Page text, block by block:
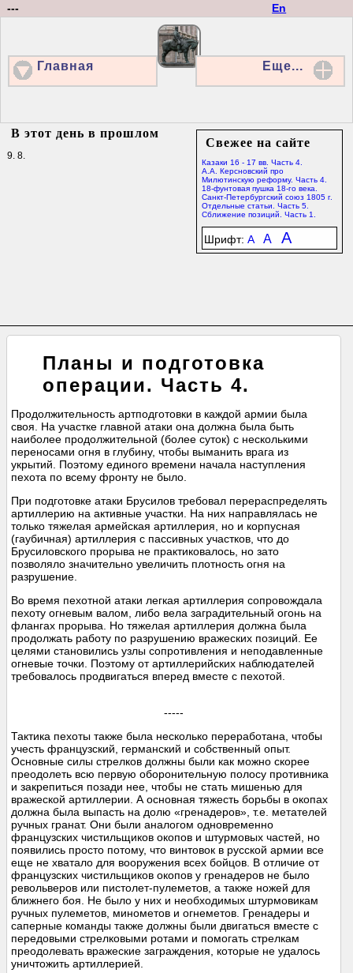
En
---
Главная Еще...
Свежее на сайте
Казаки 16 - 17 вв. Часть 4.
А.А. Керсновский про
Милютинскую реформу. Часть 4.
18-фунтовая пушка 18-го века.
Санкт-Петербургский союз 1805 г.
Отдельные статьи. Часть 5.
Сближение позиций. Часть 1.
Шрифт: A A A
В этот день в прошлом
9. 8.
Планы и подготовка
операции. Часть 4.
Продолжительность артподготовки в каждой армии была
своя. На участке главной атаки она должна была быть
наиболее продолжительной (более суток) с несколькими
переносами огня в глубину, чтобы выманить врага из
укрытий. Поэтому единого времени начала наступления
пехота по всему фронту не было.
При подготовке атаки Брусилов требовал перераспределять
артиллерию на активные участки. На них направлялась не
только тяжелая армейская артиллерия, но и корпусная
(гаубичная) артиллерия с пассивных участков, что до
Брусиловского прорыва не практиковалось, но зато
позволяло значительно увеличить плотность огня на
разрушение.
Во время пехотной атаки легкая артиллерия сопровождала
пехоту огневым валом, либо вела заградительный огонь на
флангах прорыва. Но тяжелая артиллерия должна была
продолжать работу по разрушению вражеских позиций. Ее
целями становились узлы сопротивления и неподавленные
огневые точки. Поэтому от артиллерийских наблюдателей
требовалось продвигаться вперед вместе с пехотой.
-----
Тактика пехоты также была несколько переработана, чтобы
учесть французский, германский и собственный опыт.
Основные силы стрелков должны были как можно скорее
преодолеть всю первую оборонительную полосу противника
и закрепиться позади нее, чтобы не стать мишенью для
вражеской артиллерии. А основная тяжесть борьбы в окопах
должна была выпасть на долю «гренадеров», т.е. метателей
ручных гранат. Они были аналогом одновременно
французских чистильщиков окопов и штурмовых частей, но
появились просто потому, что винтовок в русской армии все
еще не хватало для вооружения всех бойцов. В отличие от
французских чистильщиков окопов у гренадеров не было
револьверов или пистолет-пулеметов, а также ножей для
ближнего боя. Не было у них и необходимых штурмовикам
ручных пулеметов, минометов и огнеметов. Гренадеры и
саперные команды также должны были двигаться вместе с
передовыми стрелковыми ротами и помогать стрелкам
преодолевать вражеские заграждения, которые не удалось
уничтожить артиллерией.